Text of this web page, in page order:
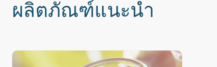
ผลิตภัณฑ์แนะนำ